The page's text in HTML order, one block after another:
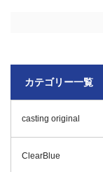
カテゴリー一覧
casting original
ClearBlue